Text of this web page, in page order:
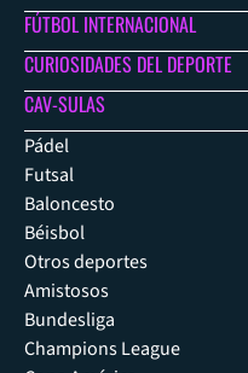
FÚTBOL INTERNACIONAL
CURIOSIDADES DEL DEPORTE
CAV-SULAS
Pádel
Futsal
Baloncesto
Béisbol
Otros deportes
Amistosos
Bundesliga
Champions League